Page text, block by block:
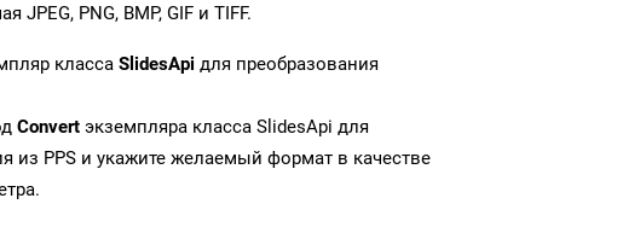
JPEG, PNG, BMP, GIF и TIFF.
класса SlidesApi для преобразования
Convert экземпляра класса SlidesApi для
из PPS и укажите желаемый формат в качестве